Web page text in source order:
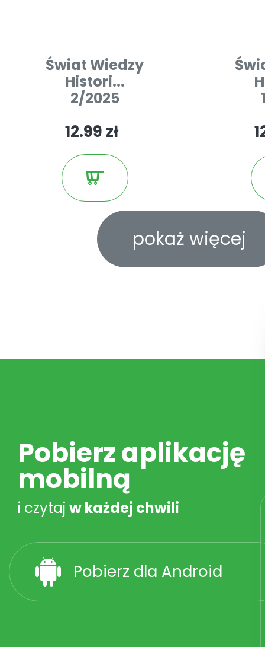
Świat Wiedzy
Histori...
2/2025
12.99 zł
pokaż więcej
Pobierz aplikację
mobilną
i czytaj w każdej chwili
Pobierz dla Android